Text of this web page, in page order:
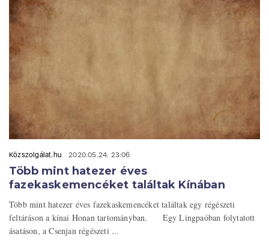
Közszolgálat.hu 2020.05.24. 23:06
Több mint hatezer éves
fazekaskemencéket találtak Kínában
Több mint hatezer éves fazekaskemencéket találtak egy régészeti
feltáráson a kínai Honan tartományban. Egy Lingpaóban folytatott
ásatáson, a Csenjan régészeti ...